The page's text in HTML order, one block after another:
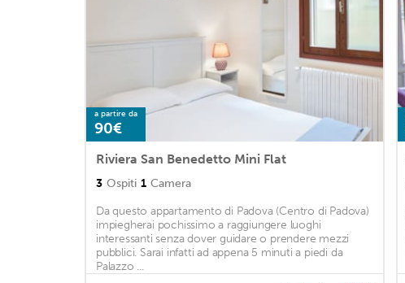
a partire da
90€
Riviera San Benedetto Mini Flat
3 Ospiti 1 Camera
Da questo appartamento di Padova (Centro di Padova)
impiegherai pochissimo a raggiungere luoghi
interessanti senza dover guidare o prendere mezzi
pubblici. Sarai infatti ad appena 5 minuti a piedi da
Palazzo ...